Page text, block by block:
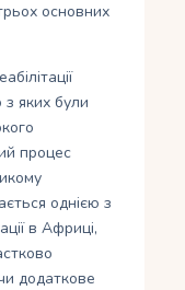
основних
яких були
процес
однією з
в Африці,
додаткове